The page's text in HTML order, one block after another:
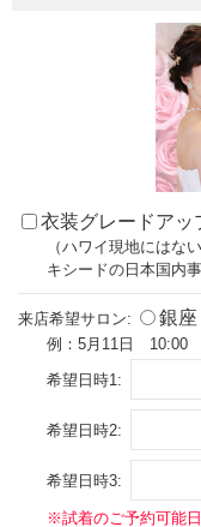
衣装グレードアッ
（ハワイ現地にはな
キシードの日本国内事
来店希望サロン: 銀座
例：5月11日 10:00
希望日時1:
希望日時2:
希望日時3:
※試着のご予約可能